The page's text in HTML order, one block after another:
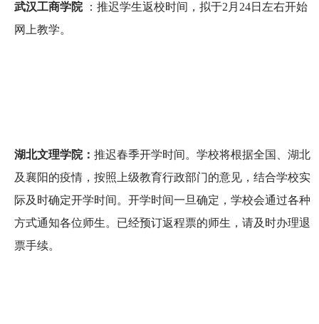
武汉工商学院 ：推迟学生返校时间，拟于2月24日左右开始
网上教学。
湖北文理学院： 推迟春季开学时间。学校将根据全国、湖北
及襄阳的疫情，按照上级教育行政部门的意见，结合学校实
际及时确定开学时间。开学时间一旦确定，学校会通过各种
方式通知各位师生。已经预订返程票的师生，请及时办理退
票手续。